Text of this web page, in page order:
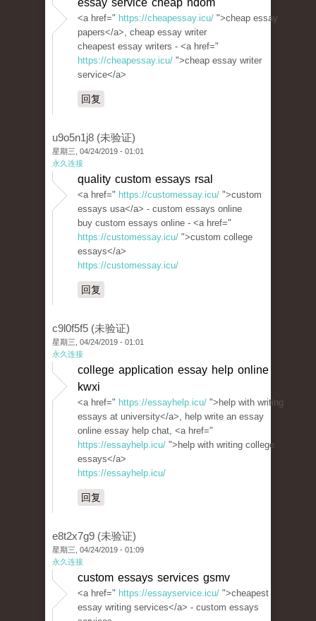
essay service cheap ndom
<a href=" https://cheapessay.icu/ ">cheap essay
papers</a>, cheap essay writer
cheapest essay writers - <a href="
https://cheapessay.icu/ ">cheap essay writer
service</a>
回复
u9o5n1j8 (未验证)
星期三, 04/24/2019 - 01:01
永久连接
quality custom essays rsal
<a href=" https://customessay.icu/ ">custom
essays usa</a> - custom essays online
buy custom essays online - <a href="
https://customessay.icu/ ">custom college
essays</a>
https://customessay.icu/
回复
c9l0f5f5 (未验证)
星期三, 04/24/2019 - 01:01
永久连接
college application essay help online
kwxi
<a href=" https://essayhelp.icu/ ">help with writing
essays at university</a>, help write an essay
online essay help chat, <a href="
https://essayhelp.icu/ ">help with writing college
essays</a>
https://essayhelp.icu/
回复
e8t2x7g9 (未验证)
星期三, 04/24/2019 - 01:09
永久连接
custom essays services gsmv
<a href=" https://essayservice.icu/ ">cheapest
essay writing services</a> - custom essays